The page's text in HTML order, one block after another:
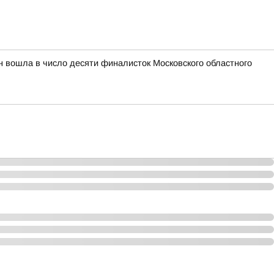
в число десяти финалисток Московского областного